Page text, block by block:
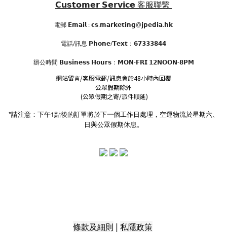
𝗖𝘂𝘀𝘁𝗼𝗺𝗲𝗿 𝗦𝗲𝗿𝘃𝗶𝗰𝗲 客服聯繫
電郵 𝗘𝗺𝗮𝗶𝗹 : 𝗰𝘀.𝗺𝗮𝗿𝗸𝗲𝘁𝗶𝗻𝗴@𝗷𝗽𝗲𝗱𝗶𝗮.𝗵𝗸
電話/訊息 𝗣𝗵𝗼𝗻𝗲/𝗧𝗲𝘅𝘁：𝟲𝟳𝟯𝟯𝟯𝟴𝟰𝟰
辦公時間 𝗕𝘂𝘀𝗶𝗻𝗲𝘀𝘀 𝗛𝗼𝘂𝗿𝘀：𝗠𝗢𝗡-𝗙𝗥𝗜 𝟭𝟮𝗡𝗢𝗢𝗡-𝟴𝗣𝗠
網站留言/客服電郵/訊息會於48小時內回覆
公眾假期除外
(公眾假期之寄/派件順延)
*請注意：下午1點後的訂單將於下一個工作日處理，空運物流於星期六、
日與公眾假期休息。
條款及細則 | 私隱政策